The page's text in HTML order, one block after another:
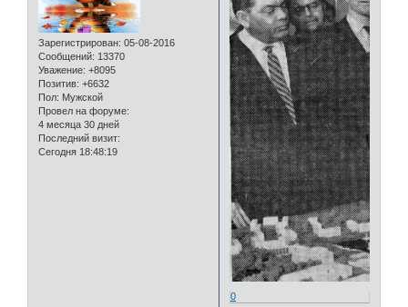
Зарегистрирован: 05-08-2016
Сообщений: 13370
Уважение: +8095
Позитив: +6632
Пол: Мужской
Провел на форуме:
4 месяца 30 дней
Последний визит:
Сегодня 18:48:19
0